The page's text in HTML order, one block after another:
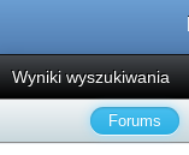
Wyniki wyszukiwania
Forums